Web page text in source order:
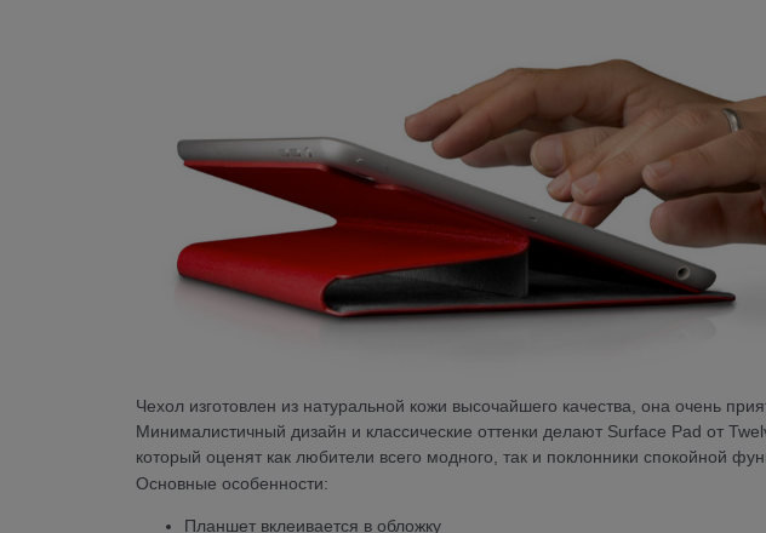
Чехол изготовлен из натуральной кожи высочайшего качества, она очень
Минималистичный дизайн и классические оттенки делают Surface Pad от
который оценят как любители всего модного, так и поклонники спокойной
Основные особенности:
Планшет вклеивается в обложку